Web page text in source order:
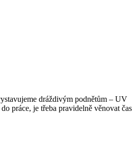
dráždivým podnětům – UV
práce, je třeba pravidelně věnovat čas